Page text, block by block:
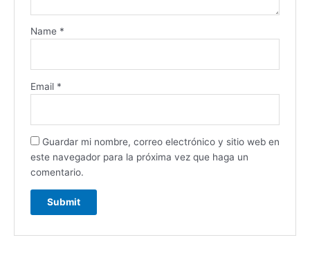
Name *
Email *
Guardar mi nombre, correo electrónico y sitio web en
este navegador para la próxima vez que haga un
comentario.